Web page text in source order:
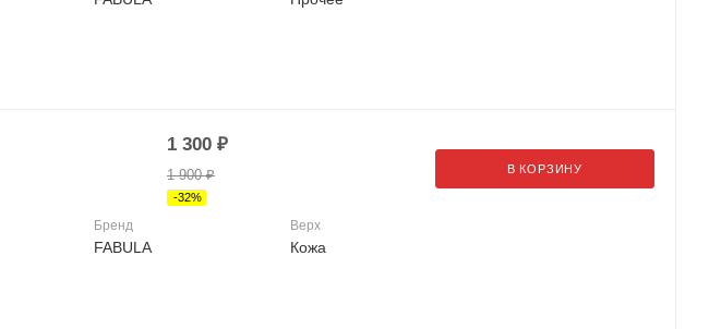
1 300 ₽
1 900₽
-32%
В КОРЗИНУ
Бренд
FABULA
Верх
Кожа